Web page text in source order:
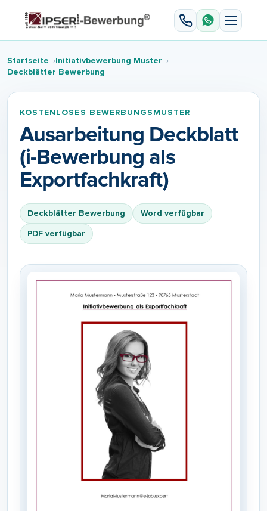
Startseite
Initiativbewerbung Muster
Deckblätter Bewerbung
KOSTENLOSES BEWERBUNGSMUSTER
Ausarbeitung Deckblatt
(i-Bewerbung als
Exportfachkraft)
Deckblätter Bewerbung
Word verfügbar
PDF verfügbar